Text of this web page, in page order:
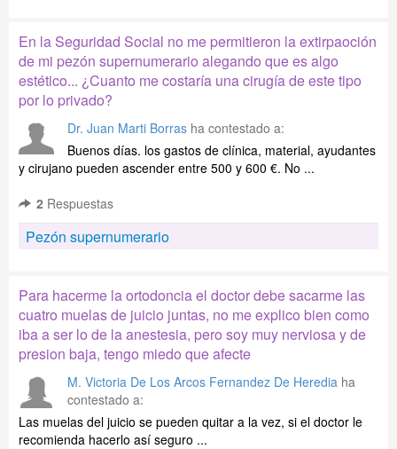
En la Seguridad Social no me permitieron la extirpaoción
de mi pezón supernumerario alegando que es algo
estético... ¿Cuanto me costaría una cirugía de este tipo
por lo privado?
Dr. Juan Marti Borras ha contestado a:
Buenos días. los gastos de clínica, material, ayudantes
y cirujano pueden ascender entre 500 y 600 €. No ...
2 Respuestas
Pezón supernumerario
Para hacerme la ortodoncia el doctor debe sacarme las
cuatro muelas de juicio juntas, no me explico bien como
iba a ser lo de la anestesia, pero soy muy nerviosa y de
presion baja, tengo miedo que afecte
M. Victoria De Los Arcos Fernandez De Heredia ha
contestado a:
Las muelas del juicio se pueden quitar a la vez, si el doctor le
recomienda hacerlo así seguro ...